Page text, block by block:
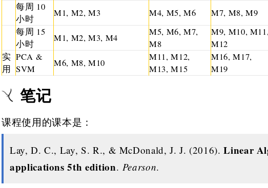
每周 10
小时
M1, M2, M3 M4, M5, M6 M7, M8, M9
每周 15
小时
M1, M2, M3, M4
M5, M6, M7,
M8
M9, M10,
M12
实
用
PCA &
SVM
M6, M8, M10
M11, M12,
M13, M15
M16, M17,
M19
笔记
课程使用的课本是：
Lay, D. C., Lay, S. R., & McDonald, J. J. (2016).Linear
applications 5th edition. Pearson.